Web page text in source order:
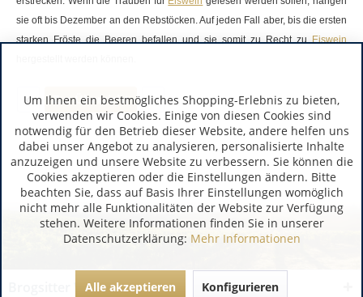
sie oft bis Dezember an den Rebstöcken. Auf jeden Fall aber, bis die ersten
starken Fröste die Beeren befallen und sie somit zu Recht zuEiswein
Zur Übersicht
Brogsitter Weinversand
Um Ihnen ein bestmögliches Shopping-Erlebnis zu bieten,
verwenden wir Cookies. Einige von diesen Cookies sind
notwendig für den Betrieb dieser Website, andere helfen uns
dabei unser Angebot zu analysieren, personalisierte Inhalte
anzuzeigen und unsere Website zu verbessern. Sie können die
Cookies akzeptieren oder die Einstellungen ändern. Bitte
beachten Sie, dass auf Basis Ihrer Einstellungen womöglich
nicht mehr alle Funktionalitäten der Website zur Verfügung
stehen. Weitere Informationen finden Sie in unserer
Datenschutzerklärung: Mehr Informationen
Alle akzeptieren Konfigurieren